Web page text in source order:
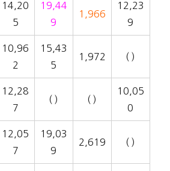
14,20
5
19,44
9
1,966
12,23
9
10,96
2
15,43
5
1,972 ( )
12,28
7
( ) ( )
10,05
0
12,05
7
19,03
9
2,619 ( )